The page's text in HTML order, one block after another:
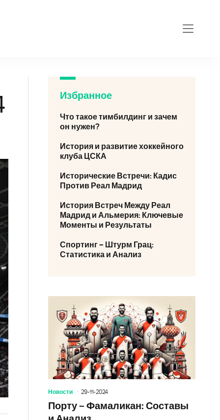
Избранное
Что такое тимбилдинг и зачем
он нужен?
История и развитие хоккейного
клуба ЦСКА
Исторические Встречи: Кадис
Против Реал Мадрид
История Встреч Между Реал
Мадрид и Альмерия: Ключевые
Моменты и Результаты
Спортинг – Штурм Грац:
Статистика и Анализ
Новости 29-11-2024
Порту – Фамаликан: Составы